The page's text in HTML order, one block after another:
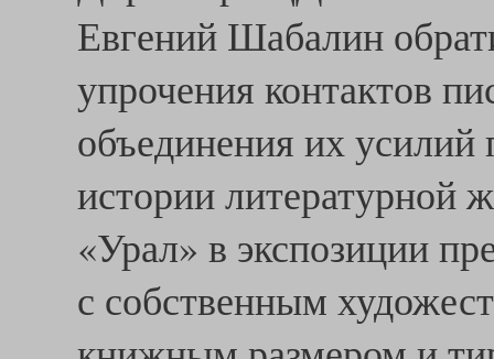
Евгений Шабалин
упрочения контактов
объединения их
истории литературной
«Урал» в экспозиции
с собственным